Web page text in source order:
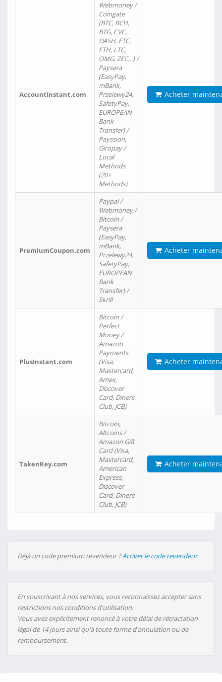
AccountInstant.com
Webmoney /
Coingate
(BTC, BCH,
BTG, CVC,
DASH, ETC,
ETH, LTC,
OMG, ZEC…) /
Paysera
(EasyPay,
mBank,
Przelewy24,
SafetyPay,
EUROPEAN
Bank
Transfer) /
Payssion,
Giropay /
Local
Methods
(20+
Methods)
Acheter
PremiumCoupon.com
Paypal /
Webmoney /
Bitcoin /
Paysera
(EasyPay,
mBank,
Przelewy24,
SafetyPay,
EUROPEAN
Bank
Transfer) /
Skrill
Acheter
PlusInstant.com
Bitcoin /
Perfect
Money /
Amazon
Payments
(Visa,
Mastercard,
Amex,
Discover
Card, Diners
Club, JCB)
Acheter
TakenKey.com
Bitcoin,
Altcoins /
Amazon Gift
Card (Visa,
Mastercard,
American
Express,
Discover
Card, Diners
Club, JCB)
Acheter
Déjà un code premium revendeur ?Activer le code revendeur
En souscrivant à nos services, vous reconnaissez accepter sans
restrictions nos conditions d'utilisation.
Vous avez explicitement renoncé à votre délai de rétractation
légal de 14 jours ainsi qu'à toute forme d'annulation ou de
remboursement.